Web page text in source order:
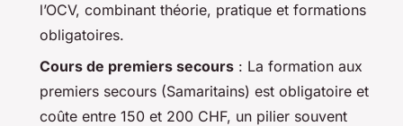
l’OCV, combinant théorie, pratique et formations
obligatoires.
Cours de premiers secours : La formation aux
premiers secours (Samaritains) est obligatoire et
coûte entre 150 et 200 CHF, un pilier souvent